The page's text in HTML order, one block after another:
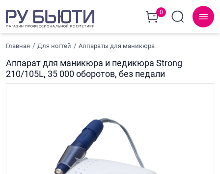
0
Главная Для ногтей Аппараты для маникюра
Аппарат для маникюра и педикюра Strong
210/105L, 35 000 оборотов, без педали